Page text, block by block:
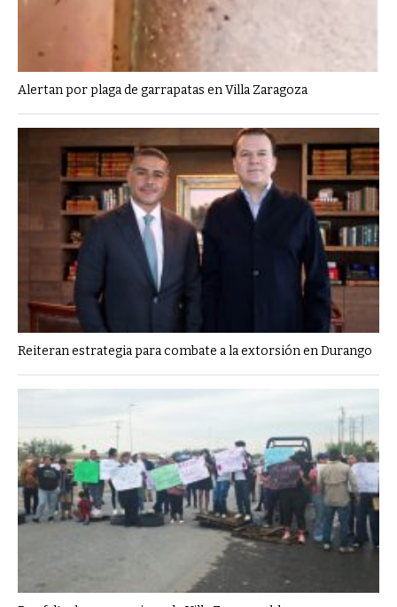
Alertan por plaga de garrapatas en Villa Zaragoza
Reiteran estrategia para combate a la extorsión en Durango